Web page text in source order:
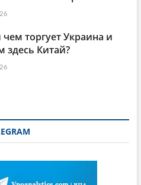
торгует Украина и
здесь Китай?